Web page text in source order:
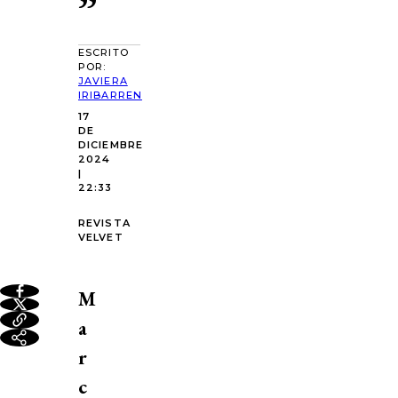
ESCRITO
POR:
JAVIERA
IRIBARREN
17
DE
DICIEMBRE
2024
|
22:33
REVISTA
VELVET
M
a
r
c